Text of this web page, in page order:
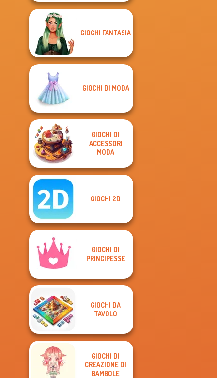
GIOCHI FANTASIA
GIOCHI DI MODA
GIOCHI DI
ACCESSORI
MODA
GIOCHI 2D
GIOCHI DI
PRINCIPESSE
GIOCHI DA
TAVOLO
GIOCHI DI
CREAZIONE DI
BAMBOLE